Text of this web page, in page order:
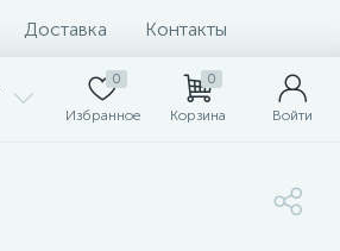
Доставка Контакты
0
Избранное
0
Корзина Войти